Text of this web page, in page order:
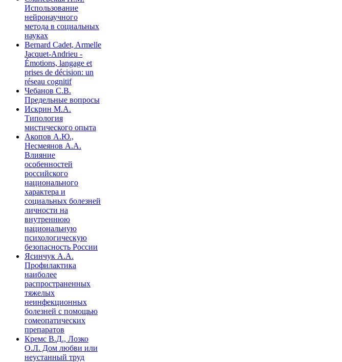
Использование
нейронаучного
метода в социальных
науках
Bernard Cadet, Armelle
Jacquet-Andrieu -
Émotions, langage et
prises de décision: un
réseau cognitif
Чебанов С.В.
Предельные вопросы
Искрин М.А.
Типология
мистического опыта
Акопов А.Ю.,
Несмеянов А.А.
Влияние
особенностей
российского
национального
характера и
социальных болезней
личности на
внутреннюю
национальную
психологическую
безопасность России
Ясинчук А.А.
Профилактика
наиболее
распространенных
тяжелых
неинфекционных
болезней с помощью
гомеопатических
препаратов
Кремс В.Д., Лозко
О.Л. Дом любви или
неустанный труд